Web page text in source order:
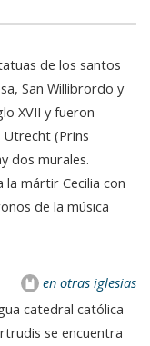
de los santos
San Willibrordo y
XVII y fueron
Utrecht (Prins
dos murales.
la mártir Cecilia con
de la música
en otras iglesias
catedral católica
se encuentra